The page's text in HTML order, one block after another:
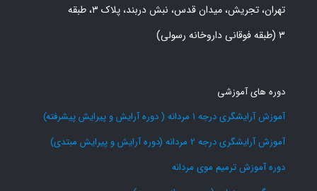
تهران، تجریش، میدان قدس، نبش دربند، پلاک ۳، طبقه
۳ (طبقه فوقانی داروخانه رسولی)
دوره های آموزشی
آموزش آرایشگری درجه 1 مردانه ( دوره آرایش و پیرایش پیشرفته)
آموزش آرایشگری درجه 2 مردانه (دوره آرایش و پیرایش مبتدی)
دوره آموزش ترمیم موی مردانه